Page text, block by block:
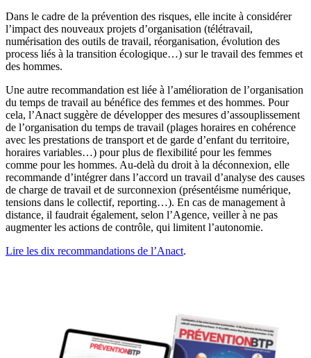
Dans le cadre de la prévention des risques, elle incite à considérer
l’impact des nouveaux projets d’organisation (télétravail,
numérisation des outils de travail, réorganisation, évolution des
process liés à la transition écologique…) sur le travail des femmes et
des hommes.
Une autre recommandation est liée à l’amélioration de l’organisation
du temps de travail au bénéfice des femmes et des hommes. Pour
cela, l’Anact suggère de développer des mesures d’assouplissement
de l’organisation du temps de travail (plages horaires en cohérence
avec les prestations de transport et de garde d’enfant du territoire,
horaires variables…) pour plus de flexibilité pour les femmes
comme pour les hommes. Au-delà du droit à la déconnexion, elle
recommande d’intégrer dans l’accord un travail d’analyse des causes
de charge de travail et de surconnexion (présentéisme numérique,
tensions dans le collectif, reporting…). En cas de management à
distance, il faudrait également, selon l’Agence, veiller à ne pas
augmenter les actions de contrôle, qui limitent l’autonomie.
Lire les dix recommandations de l’Anact.